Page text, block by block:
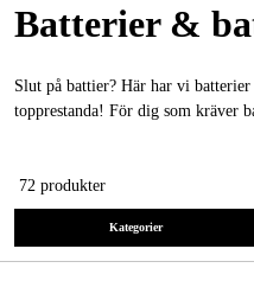
Danmark
Suomi
Deutschland
Maskiner & verktyg
Garage & verkstad
Arbetskläder & skydd
El & bygg
Batterier &
Slut på battier? Här har vi
topprestanda! För dig som kräver
72 produkter
Kategorier